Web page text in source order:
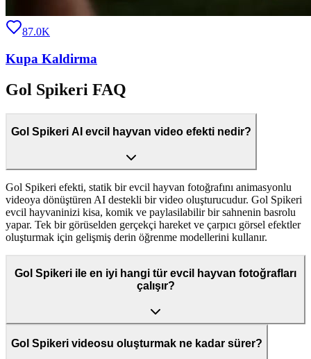
87.0K
Kupa Kaldirma
Gol Spikeri FAQ
Gol Spikeri AI evcil hayvan video efekti nedir?
Gol Spikeri efekti, statik bir evcil hayvan fotoğrafını animasyonlu
videoya dönüştüren AI destekli bir video oluşturucudur. Gol Spikeri
evcil hayvaninizi kisa, komik ve paylasilabilir bir sahnenin basrolu
yapar. Tek bir görüselden gerçekçi hareket ve çarpıcı görsel efektler
oluşturmak için gelişmiş derin öğrenme modellerini kullanır.
Gol Spikeri ile en iyi hangi tür evcil hayvan fotoğrafları
çalışır?
Gol Spikeri videosu oluşturmak ne kadar sürer?